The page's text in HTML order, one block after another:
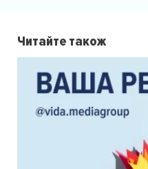
Читайте також